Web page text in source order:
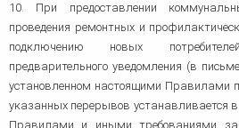
10. При предоставлении
проведения ремонтных и
подключению новых
предварительного уведомления (в
установленном настоящими Правилами
указанных перерывов устанавливается
Правилами и иными требованиями